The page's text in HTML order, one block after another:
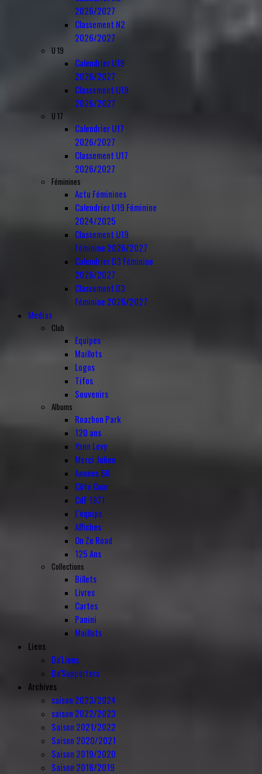
2026/2027
Classement N2
2026/2027
U 19
Calendrier U19
2026/2027
Classement U19
2026/2027
U 17
Calendrier U17
2026/2027
Classement U17
2026/2027
Féminines
Actu Féminines
Calendrier U19 Féminine
2024/2025
Classement U19
Féminine 2026/2027
Calendrier D3 Féminine
2026/2027
Classement D3
Féminine 2026/2027
Medias
Club
Equipes
Maillots
Logos
Tifos
Souvenirs
Albums
Roazhon Park
120 ans
Yann Levy
Merci Julien
Années 60
Côté Cour
CdF 1971
L'équipe
Affiches
On Ze Road
125 Ans
Collections
Billets
Livres
Cartes
Panini
Maillots
Liens
Da'Liens
Da'Supporters
Archives
saison 2023/2024
saison 2022/2023
Saison 2021/2022
Saison 2020/2021
Saison 2019/2020
Saison 2018/2019